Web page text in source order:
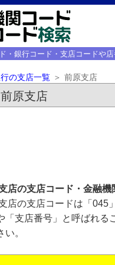
・銀行コード・支店コードや
の支店一覧 前原支店
原支店
店の支店コード・金融機
店の支店コードは「045
「支店番号」と呼ばれ
。